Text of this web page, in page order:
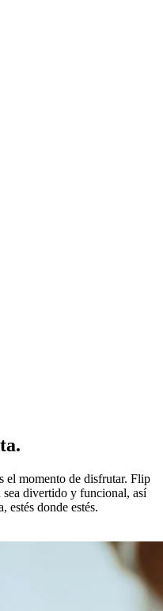
el momento de disfrutar. Flip
sea divertido y funcional, así
estés donde estés.